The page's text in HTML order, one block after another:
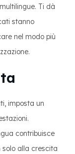
Ti dà
stanno
nel modo più
imposta un
contribuisce
solo alla crescita